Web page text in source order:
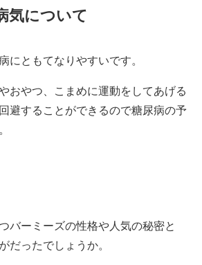
気について
にともてなりやすいです。
おやつ、こまめに運動をしてあげる
避することができるので糖尿病の予
バーミーズの性格や人気の秘密と
だったでしょうか。